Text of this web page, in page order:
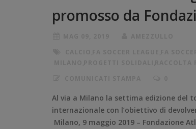
promosso da
Al via a Milano la settima edizione del
internazionale con l’obiettivo di
Milano, 9 maggio 2019 – Fondazione